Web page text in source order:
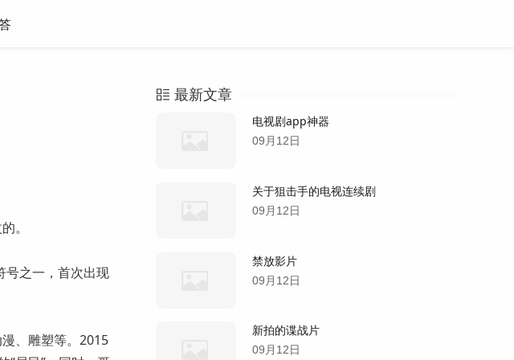
。
之一，首次出现
、雕塑等。2015
最新文章
电视剧app神器
09月12日
关于狙击手的电视连续剧
09月12日
禁放影片
09月12日
新拍的谍战片
09月12日